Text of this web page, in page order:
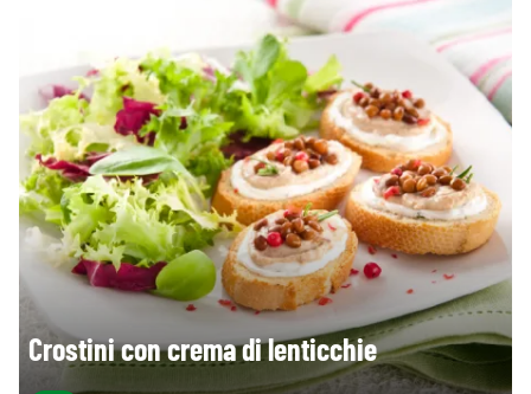
Crostini con crema di lenticchie